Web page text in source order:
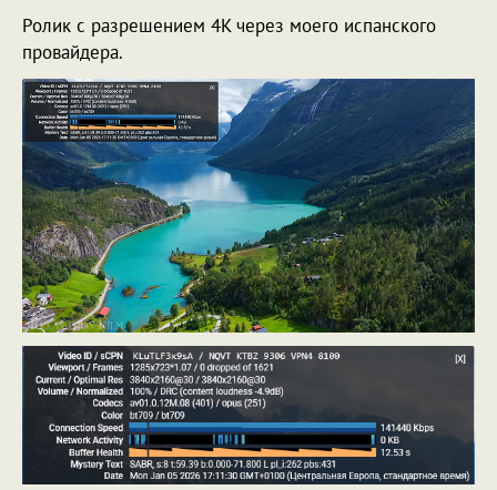
Ролик с разрешением 4K через моего испанского
провайдера.